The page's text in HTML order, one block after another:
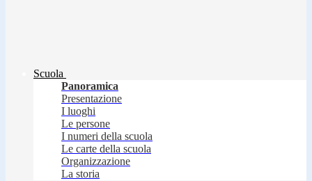
Scuola
Panoramica
Presentazione
I luoghi
Le persone
I numeri della scuola
Le carte della scuola
Organizzazione
La storia